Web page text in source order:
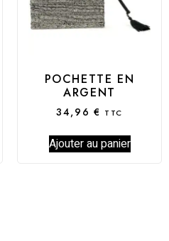
POCHETTE EN
ARGENT
34,96 € TTC
Ajouter au panier